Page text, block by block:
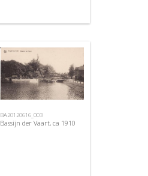
BA20120616_003
Bassijn der Vaart, ca 1910